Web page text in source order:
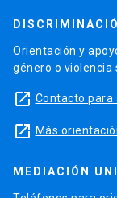
Orientación y
género o violencia
launch Contacto para
launch Más
MEDIACIÓN